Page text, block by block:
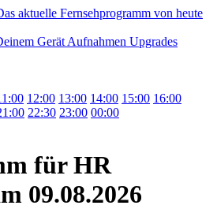
Gerät Aufnahmen Upgrades
12:00 13:00 14:00 15:00 16:00
22:30 23:00 00:00
für HR
09.08.2026